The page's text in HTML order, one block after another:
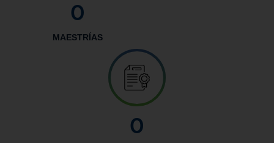
0
MAESTRÍAS
0